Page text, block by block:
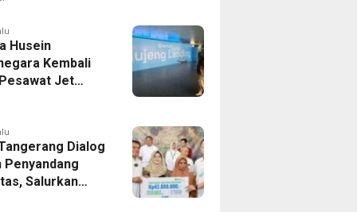
Husein
Kembali
Jet
Agustus 2026,
Denpasar
Dialog
Penyandang
Salurkan
dan Tampung